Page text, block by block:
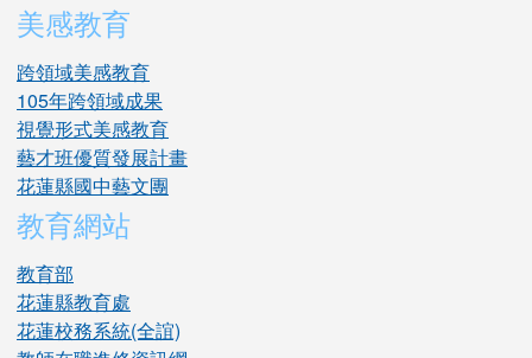
美感教育
跨領域美感教育
105年跨領域成果
視覺形式美感教育
藝才班優質發展計畫
花蓮縣國中藝文團
教育網站
教育部
花蓮縣教育處
花蓮校務系統(全誼)